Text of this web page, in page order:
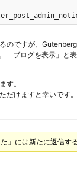
のですが、Gutenberg
ブログを表示」と
す。
だけますと幸いです。
」には新たに返信す